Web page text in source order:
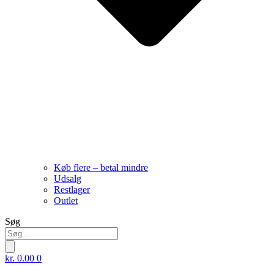
Køb flere – betal mindre
Udsalg
Restlager
Outlet
Søg
kr. 0.00 0